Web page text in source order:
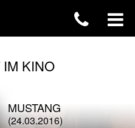
IM KINO
MUSTANG
(24.03.2016)